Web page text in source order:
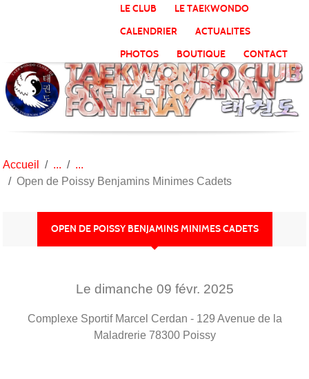
LE CLUB
LE TAEKWONDO
CALENDRIER
ACTUALITES
PHOTOS
BOUTIQUE CONTACT
Accueil
Open de Poissy Benjamins Minimes Cadets
OPEN DE POISSY BENJAMINS MINIMES CADETS
Le dimanche 09 févr. 2025
Complexe Sportif Marcel Cerdan - 129 Avenue de la
Maladrerie 78300 Poissy
Panneau de gestion des cookies